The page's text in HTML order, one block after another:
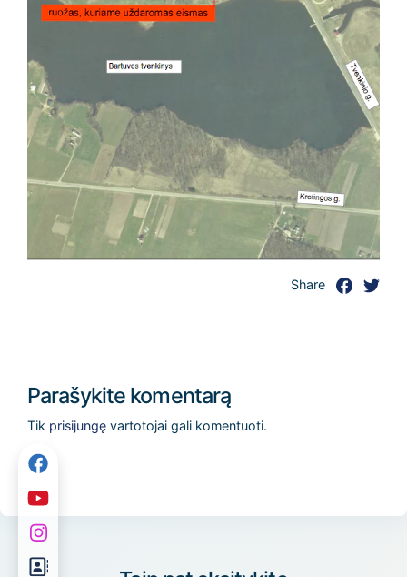
Share
Parašykite komentarą
Tik prisijungęvartotojai gali komentuoti.